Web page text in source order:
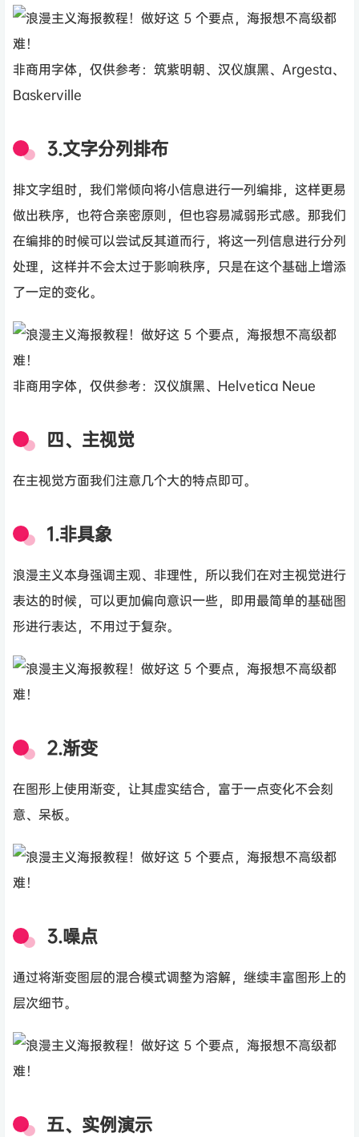
非商用字体，仅供参考：筑紫明朝、汉仪旗黑、Argesta、
Baskerville
3.文字分列排布
排文字组时，我们常倾向将小信息进行一列编排，这样更易
做出秩序，也符合亲密原则，但也容易减弱形式感。那我们
在编排的时候可以尝试反其道而行，将这一列信息进行分列
处理，这样并不会太过于影响秩序，只是在这个基础上增添
了一定的变化。
非商用字体，仅供参考：汉仪旗黑、Helvetica Neue
四、主视觉
在主视觉方面我们注意几个大的特点即可。
1.非具象
浪漫主义本身强调主观、非理性，所以我们在对主视觉进行
表达的时候，可以更加偏向意识一些，即用最简单的基础图
形进行表达，不用过于复杂。
2.渐变
在图形上使用渐变，让其虚实结合，富于一点变化不会刻
意、呆板。
3.噪点
通过将渐变图层的混合模式调整为溶解，继续丰富图形上的
层次细节。
五、实例演示